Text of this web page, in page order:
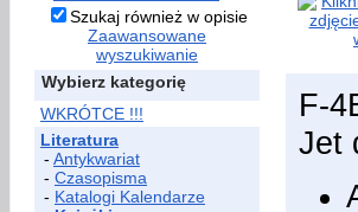
Szukaj również w opisie
Zaawansowane
wyszukiwanie
Wybierz kategorię
WKRÓTCE !!!
Literatura
- Antykwariat
- Czasopisma
- Katalogi Kalendarze
F-
Jet